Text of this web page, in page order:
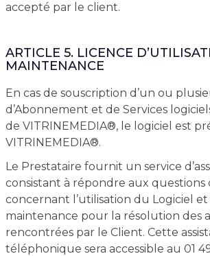
accepté par le client.
ARTICLE 5. LICENCE
MAINTENANCE
En cas de souscription d’un ou
d’Abonnement et de Services
de VITRINEMEDIA®, le logiciel est
VITRINEMEDIA®.
Le Prestataire fournit un service
consistant à répondre aux questions
concernant l’utilisation du Logiciel
maintenance pour la résolution des
rencontrées par le Client. Cette
téléphonique sera accessible au 01